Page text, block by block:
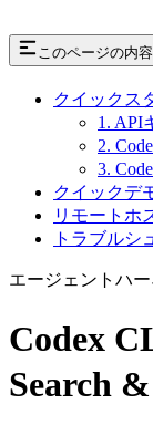
このページの内容
クイックス
1. API
2.
3.
クイックデ
リモートホ
トラブルシ
エージェントハー
Codex
Search